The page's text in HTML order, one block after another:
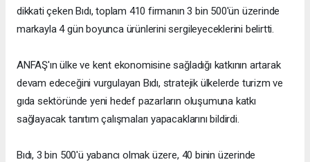
dikkati çeken Bıdı, toplam 410 firmanın 3 bin 500'ün üzerinde
markayla 4 gün boyunca ürünlerini sergileyeceklerini belirtti.
ANFAŞ'ın ülke ve kent ekonomisine sağladığı katkının artarak
devam edeceğini vurgulayan Bıdı, stratejik ülkelerde turizm ve
gıda sektöründe yeni hedef pazarların oluşumuna katkı
sağlayacak tanıtım çalışmaları yapacaklarını bildirdi.
Bıdı, 3 bin 500'ü yabancı olmak üzere, 40 binin üzerinde